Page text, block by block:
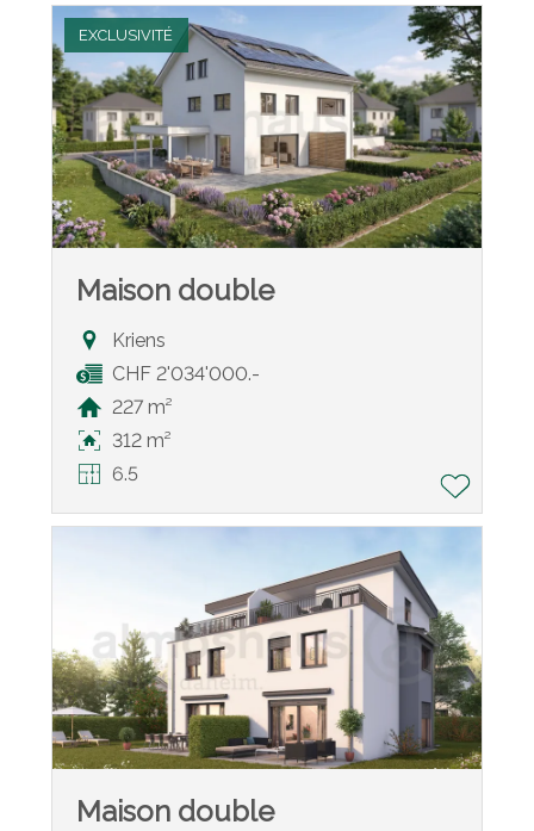
EXCLUSIVITÉ
Maison double
Kriens
CHF 2'034'000.-
227 m²
312 m²
6.5
Maison double